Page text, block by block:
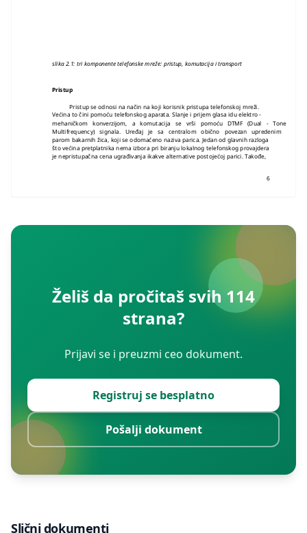
slika 2.1: tri komponente telefonske mreže: pristup, komutacija i transport
Pristup
Pristup se odnosi na način na koji korisnik pristupa telefonskoj mreži.
Većina to čini pomoću telefonskog aparata. Slanje i prijem glasa idu elektro -
mehaničkom konverzijom, a komutacija se vrši pomoću DTMF (Dual - Tone
Multifrequency) signala. Uređaj je sa centralom obično povezan upredenim
parom bakarnih žica, koji se odomaćeno naziva parica. Jedan od glavnih razloga
što većina pretplatnika nema izbora pri biranju lokalnog telefonskog provajdera
je nepristupačna cena ugrađivanja ikakve alternative postojećoj parici. Takođe,
6
Želiš da pročitaš svih 114
strana?
Prijavi se i preuzmi ceo dokument.
Registruj se besplatno
Pošalji dokument
Slični dokumenti